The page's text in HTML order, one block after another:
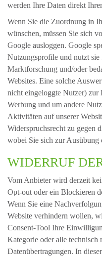
werden Ihre Daten direkt
Wenn Sie die Zuordnung in
wünschen, müssen Sie sich
Google ausloggen. Google
Nutzungsprofile und nutzt
Marktforschung und/oder
Websites. Eine solche
nicht eingeloggte Nutzer) zur
Werbung und um andere
Aktivitäten auf unserer
Widerspruchsrecht zu gegen
wobei Sie sich zur Ausübung
WIDERRUF
Vom Anbieter wird derzeit
Opt-out oder ein Blockieren
Wenn Sie eine
Website verhindern wollen,
Consent-Tool Ihre
Kategorie oder alle
Datenübertragungen. In